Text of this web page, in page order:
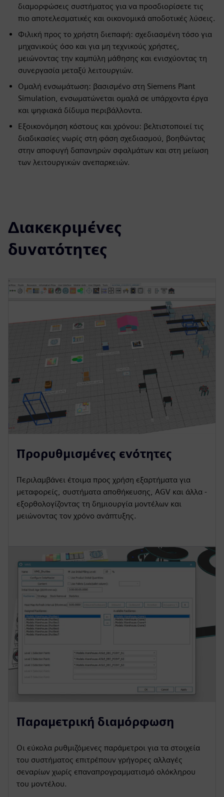
διαμορφώσεις συστήματος για να προσδιορίσετε τις
πιο αποτελεσματικές και οικονομικά αποδοτικές λύσεις.
Φιλική προς το χρήστη διεπαφή: σχεδιασμένη τόσο για
μηχανικούς όσο και για μη τεχνικούς χρήστες,
μειώνοντας την καμπύλη μάθησης και ενισχύοντας τη
συνεργασία μεταξύ λειτουργιών.
Ομαλή ενσωμάτωση: βασισμένο στη Siemens Plant
Simulation, ενσωματώνεται ομαλά σε υπάρχοντα έργα
και ψηφιακά δίδυμα περιβάλλοντα.
Εξοικονόμηση κόστους και χρόνου: βελτιστοποιεί τις
διαδικασίες νωρίς στη φάση σχεδιασμού, βοηθώντας
στην αποφυγή δαπανηρών σφαλμάτων και στη μείωση
των λειτουργικών ανεπαρκειών.
Διακεκριμένες
δυνατότητες
Προρυθμισμένες ενότητες
Περιλαμβάνει έτοιμα προς χρήση εξαρτήματα για
μεταφορείς, συστήματα αποθήκευσης, AGV και άλλα -
εξορθολογίζοντας τη δημιουργία μοντέλων και
μειώνοντας τον χρόνο ανάπτυξης.
Παραμετρική διαμόρφωση
Οι εύκολα ρυθμιζόμενες παράμετροι για τα στοιχεία
του συστήματος επιτρέπουν γρήγορες αλλαγές
σεναρίων χωρίς επαναπρογραμματισμό ολόκληρου
του μοντέλου.